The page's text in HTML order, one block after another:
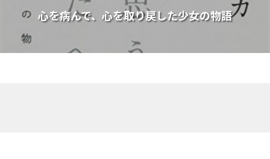
心を病んで、心を取り戻した少女の物語